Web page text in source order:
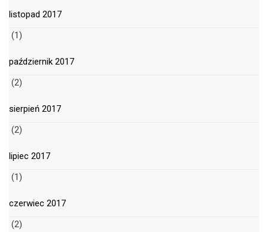
listopad 2017
(1)
październik 2017
(2)
sierpień 2017
(2)
lipiec 2017
(1)
czerwiec 2017
(2)